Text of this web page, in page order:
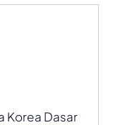
Korea Dasar